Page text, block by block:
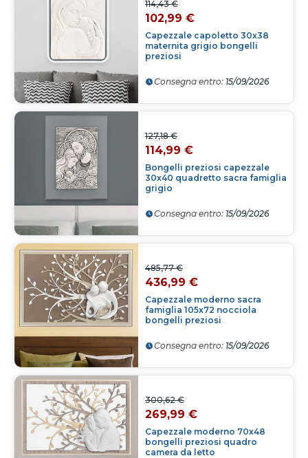
Capezzale capoletto 30x38
maternita grigio bongelli
preziosi
114,43 €
102,99 €
Consegna entro: 15/09/2026
Bongelli preziosi capezzale
30x40 quadretto sacra famiglia
grigio
127,18 €
114,99 €
Consegna entro: 15/09/2026
Capezzale moderno sacra
famiglia 105x72 nocciola
bongelli preziosi
485,77 €
436,99 €
Consegna entro: 15/09/2026
Capezzale moderno 70x48
bongelli preziosi quadro
camera da letto
300,62 €
269,99 €